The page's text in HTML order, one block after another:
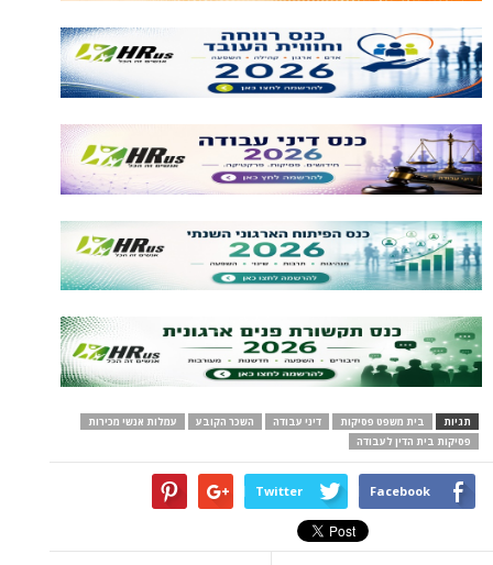
תגיות בית משפט פסיקות דיני עבודה השכר הקובע
עמלות אנשי מכירות
פסיקות בית הדין לעבודה
Facebook
Twitter